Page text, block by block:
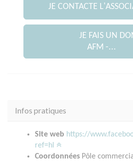
JE CONTACTE
JE FAIS UN
AFM -...
Infos pratiques
Site web https://
ref=hl
Coordonnées Pôle